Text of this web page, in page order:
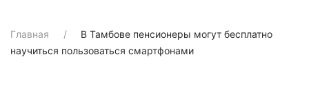
Главная
В Тамбове пенсионеры могут бесплатно
научиться пользоваться смартфонами